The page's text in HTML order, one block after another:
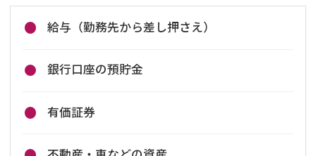
給与（勤務先から差し押さえ）
銀行口座の預貯金
有価証券